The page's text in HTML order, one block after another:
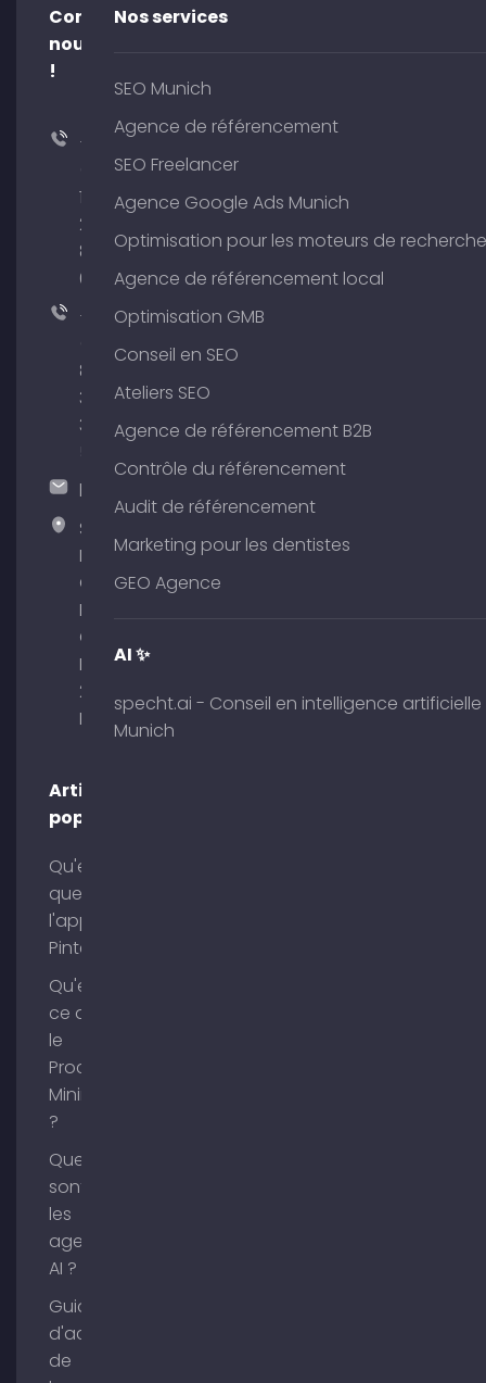
Contacte-
nous
!
+49
176
204
801
64
+49
89
380
375
hallo@timospecht.de
Specht
Marketing
GmbH –
Palais am
Obelisk
Briennerstr.
29 80333
Munich
Articles
populaires
Qu'est-ce
que
l'application
Pinterest ?
Qu'est-
ce que
le
Process
Mining
?
Que
sont
les
agents
AI ?
Guide
d'achat
de
Nos services
SEO Munich
Agence de référencement
SEO Freelancer
Agence Google Ads Munich
Optimisation pour les moteurs de recherche
Agence de référencement local
Optimisation GMB
Conseil en SEO
Ateliers SEO
Agence de référencement B2B
Contrôle du référencement
Audit de référencement
Marketing pour les dentistes
GEO Agence
AI ✨
specht.ai - Conseil en intelligence artificielle
Munich